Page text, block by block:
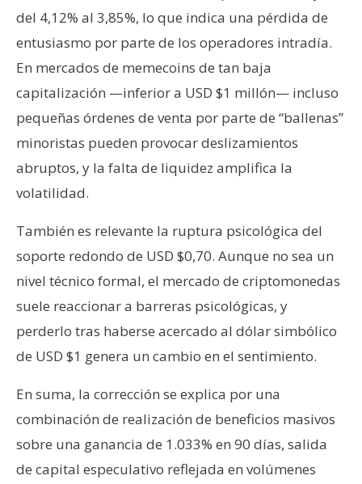
del 4,12% al 3,85%, lo que indica una pérdida de
entusiasmo por parte de los operadores intradía.
En mercados de memecoins de tan baja
capitalización —inferior a USD $1 millón— incluso
pequeñas órdenes de venta por parte de “ballenas”
minoristas pueden provocar deslizamientos
abruptos, y la falta de liquidez amplifica la
volatilidad.
También es relevante la ruptura psicológica del
soporte redondo de USD $0,70. Aunque no sea un
nivel técnico formal, el mercado de criptomonedas
suele reaccionar a barreras psicológicas, y
perderlo tras haberse acercado al dólar simbólico
de USD $1 genera un cambio en el sentimiento.
En suma, la corrección se explica por una
combinación de realización de beneficios masivos
sobre una ganancia de 1.033% en 90 días, salida
de capital especulativo reflejada en volúmenes